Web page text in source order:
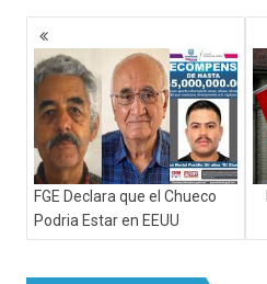
Navegación
de
entradas
FGE Declara que el Chueco
Podria Estar en EEUU